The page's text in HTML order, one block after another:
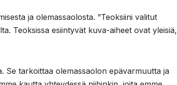
ja olemassaolosta. ”Teoksiini valitut
Teoksissa esiintyvät kuva-aiheet ovat yleisiä,
Se tarkoittaa olemassaolon epävarmuutta ja